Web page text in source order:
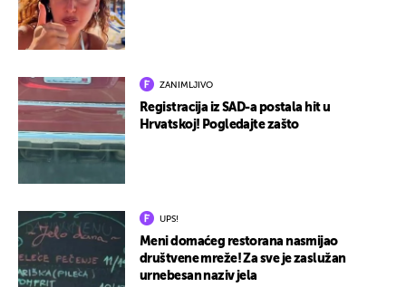
ZANIMLJIVO
Registracija iz SAD-a postala hit u
Hrvatskoj! Pogledajte zašto
UPS!
Meni domaćeg restorana nasmijao
društvene mreže! Za sve je zaslužan
urnebesan naziv jela